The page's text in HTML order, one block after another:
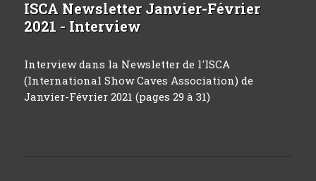
ISCA Newsletter Janvier-Février
2021 - Interview
Interview dans la Newsletter de l'ISCA
(International Show Caves Association) de
Janvier-Février 2021 (pages 29 à 31)